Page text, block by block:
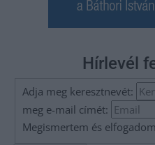
Hírlevél
Adja meg keresztnevét:
meg e-mail címét:
Megismertem és